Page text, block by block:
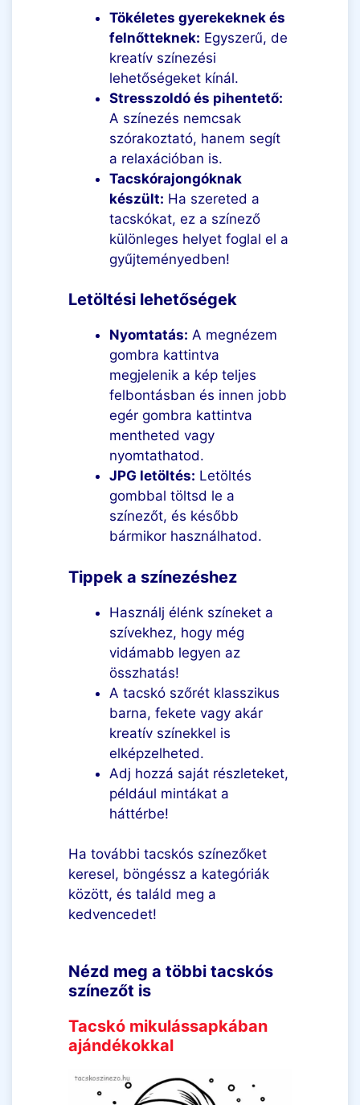
Tökéletes gyerekeknek és
felnőtteknek: Egyszerű, de
kreatív színezési
lehetőségeket kínál.
Stresszoldó és pihentető:
A színezés nemcsak
szórakoztató, hanem segít
a relaxációban is.
Tacskórajongóknak
készült: Ha szereted a
tacskókat, ez a színező
különleges helyet foglal el a
gyűjteményedben!
Letöltési lehetőségek
Nyomtatás: A megnézem
gombra kattintva
megjelenik a kép teljes
felbontásban és innen jobb
egér gombra kattintva
mentheted vagy
nyomtathatod.
JPG letöltés: Letöltés
gombbal töltsd le a
színezőt, és később
bármikor használhatod.
Tippek a színezéshez
Használj élénk színeket a
szívekhez, hogy még
vidámabb legyen az
összhatás!
A tacskó szőrét klasszikus
barna, fekete vagy akár
kreatív színekkel is
elképzelheted.
Adj hozzá saját részleteket,
például mintákat a
háttérbe!
Ha további tacskós színezőket
keresel, böngéssz a kategóriák
között, és találd meg a
kedvencedet!
Nézd meg a többi tacskós
színezőt is
Tacskó mikulássapkában
ajándékokkal